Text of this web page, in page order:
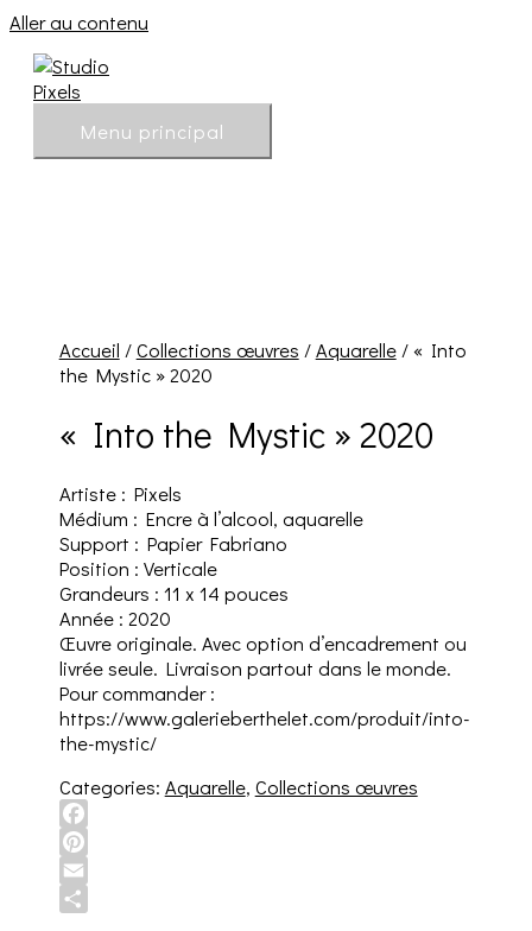
Aller au contenu
Menu principal
Accueil /Collections œuvres /Aquarelle/ « Into
the Mystic » 2020
« Into the Mystic » 2020
Artiste : Pixels
Médium : Encre à l’alcool, aquarelle
Support : Papier Fabriano
Position : Verticale
Grandeurs : 11 x 14 pouces
Année : 2020
Œuvre originale. Avec option d’encadrement ou
livrée seule. Livraison partout dans le monde.
Pour commander :
https://www.galerieberthelet.com/produit/into-
the-mystic/
Categories: Aquarelle, Collections œuvres
Facebook
Pinterest
Email